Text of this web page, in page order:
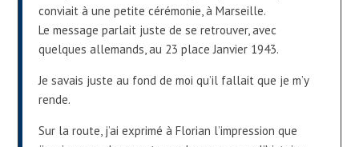
conviait à une petite cérémonie, à Marseille.
Le message parlait juste de se retrouver, avec
quelques allemands, au 23 place Janvier 1943.
Je savais juste au fond de moi qu’il fallait que je m’y
rende.
Sur la route, j’ai exprimé à Florian l’impression que